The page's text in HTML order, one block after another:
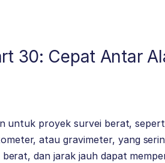
30: Cepat Antar
untuk proyek survei berat,
atau gravimeter, yang
dan jarak jauh dapat